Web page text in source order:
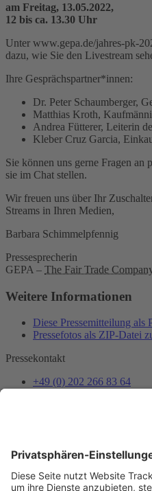
am Freitag, 13.05.2022,
12 bis ca. 13.30 Uhr
Unter www.gepa.de/jahres-pk-
dazu, wie Sie den Livestream
Ihre Gesprächspartner*innen:
Dr. Peter Schaumberger,
Matthias Kroth,
Andrea Fütterer, Leiterin
Kleber Cruz Garcia,
Sie können uns gerne Fragen an
sie im Chat stellen.
Wir freuen uns über Ihr
Streams in Ihren Medien,
Barbara Schimmelpfennig
Pressesprecherin
GEPA – The Fair Trade
Weitere Informationen
Diese Pressemitteilung als
Pressefotos als ZIP-Datei
Pressekontakt
+49 (0) 202 266 83 64
Jetzt anmelden